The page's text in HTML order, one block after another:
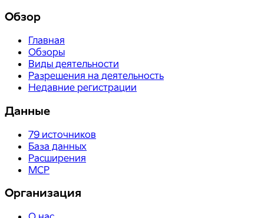
Обзор
Главная
Обзоры
Виды деятельности
Разрешения на деятельность
Недавние регистрации
Данные
79 источников
База данных
Расширения
MCP
Организация